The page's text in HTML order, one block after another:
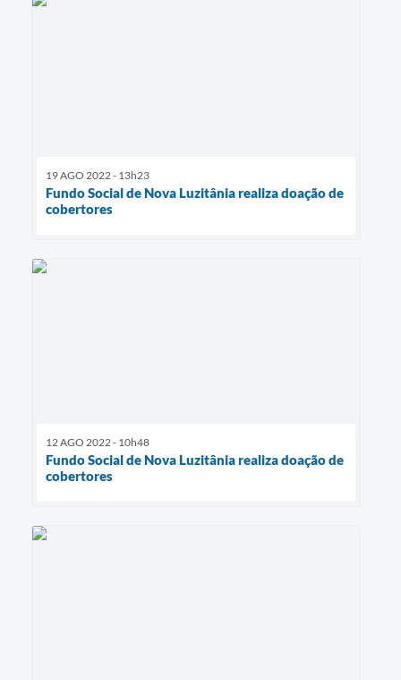
19 AGO 2022 - 13h23
Fundo Social de Nova Luzitânia realiza doação de
cobertores
12 AGO 2022 - 10h48
Fundo Social de Nova Luzitânia realiza doação de
cobertores